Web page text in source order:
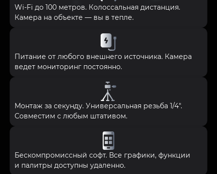
Wi-Fi до 100 метров. Колоссальная дистанция.
Камера на объекте — вы в тепле.
Питание от любого внешнего источника. Камера
ведет мониторинг постоянно.
Монтаж за секунду. Универсальная резьба 1/4″.
Совместим с любым штативом.
Бескомпромиссный софт. Все графики, функции
и палитры доступны удаленно.